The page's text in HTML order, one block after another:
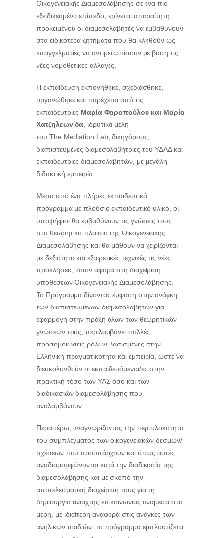
Οικογενειακής Διαμεσολάβησης σε ένα πιο
εξειδικευμένο επίπεδο, κρίνεται απαραίτητη,
προκειμένου οι διαμεσολαβητές να εμβαθύνουν
στα ειδικότερα ζητήματα που θα κληθούν ως
επαγγελματίες να αντιμετωπίσουν με βάση τις
νέες νομοθετικές αλλαγές.
Η εκπαίδευση εκπονήθηκε, σχεδιάσθηκε,
οργανώθηκε και παρέχεται από τις
εκπαιδεύτριες Μαρία Φαροπούλου και Μαρία
Χατζηλεωνίδα , ιδρυτικά μέλη
του The Mediation Lab , δικηγόρους,
διαπιστευμένες διαμεσολαβήτριες του ΥΔΑΔ και
εκπαιδεύτριες διαμεσολαβητών, με μεγάλη
διδακτική εμπειρία.
Μέσα από ένα πλήρες εκπαιδευτικό
πρόγραμμα με πλούσιο εκπαιδευτικό υλικό, οι
υποψήφιοι θα εμβαθύνουν τις γνώσεις τους
στο θεωρητικό πλαίσιο της Οικογενειακής
Διαμεσολάβησης και θα μάθουν να χειρίζονται
με δεξιότητα και εξαιρετικές τεχνικές τις νέες
προκλήσεις, όσον αφορά στη διαχείριση
υποθέσεων Οικογενειακής Διαμεσολάβησης.
Το Πρόγραμμα δίνοντας έμφαση στην ανάγκη
των διαπιστευμένων διαμεσολαβητών για
εφαρμογή στην πράξη όλων των θεωρητικών
γνώσεων τους, περιλαμβάνει πολλές
προσομοιώσεις ρόλων βασισμένες στην
Ελληνική πραγματικότητα και εμπειρία, ώστε να
διευκολυνθούν οι εκπαιδευόμενοι/ες στην
πρακτική τόσο των ΥΑΣ όσο και των
διαδικασιών διαμεσολάβησης που
αναλαμβάνουν.
Περαιτέρω, αναγνωρίζοντας την περιπλοκότητα
του συμπλέγματος των οικογενειακών δεσμών/
σχέσεων που προϋπάρχουν και όπως αυτές
αναδιαμορφώνονται κατά την διαδικασία της
διαμεσολάβησης και με σκοπό την
αποτελεσματική διαχείρισή τους για τη
δημιουργία ανοιχτής επικοινωνίας ανάμεσα στα
μέρη, με ιδιαίτερη αναφορά στις ανάγκες των
ανήλικων παιδιών το πρόγραμμα εμπλουτίζεται